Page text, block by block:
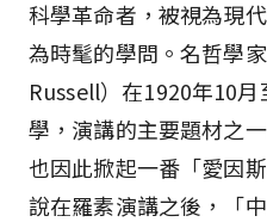
科學革命者，被視為現
為時髦的學問。名哲學
Russell）在1920年10
學，演講的主要題材之
也因此掀起一番「愛因
說在羅素演講之後，「